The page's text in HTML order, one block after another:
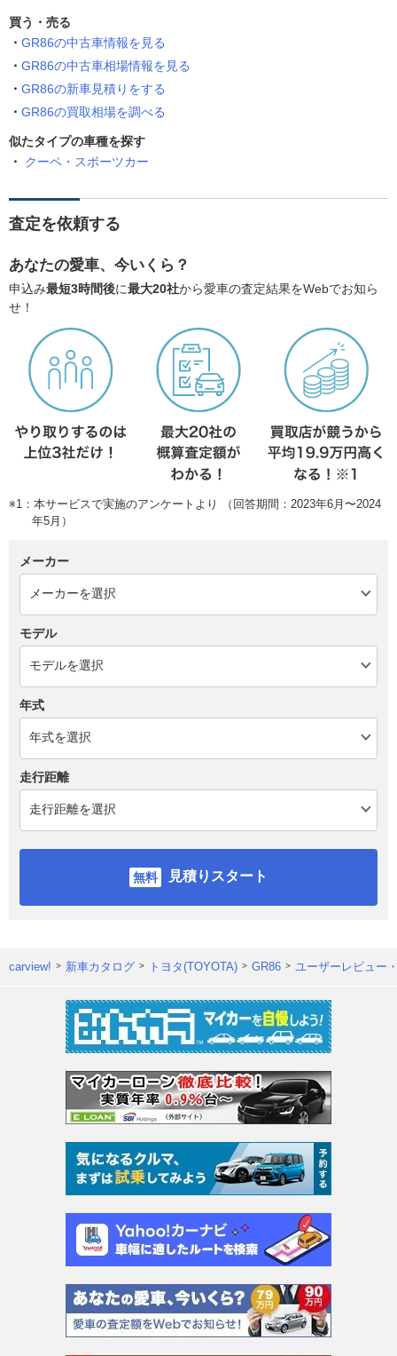
買う・売る
GR86の中古車情報を見る
GR86の中古車相場情報を見る
GR86の新車見積りをする
GR86の買取相場を調べる
似たタイプの車種を探す
クーペ・スポーツカー
査定を依頼する
あなたの愛車、今いくら？
申込み最短3時間後に最大20社から愛車の査定結果をWebでお知ら
せ！
※1：本サービスで実施のアンケートより （回答期間：2023年6月〜2024
年5月）
メーカー
モデル
年式
走行距離
見積りスタート
carview! 新車カタログ トヨタ(TOYOTA) GR86 ユーザーレビュー